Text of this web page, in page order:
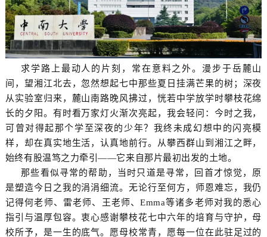
求学路上最动人的片刻，常在意料之外。漫步于岳麓山
间，望湘江北去，忽然想起七中那些夏日挂满芒果的树；深夜
从实验室归来，麓山南路晚风拂过，恍若中学放学时攀枝花绵
长的夕阳。有时看万家灯火渐次亮起，我会轻问：今时之我，
可曾对得起那个学至深夜的少年？我终未成幻想中的闪亮模
样，却在真实地生活，认真地前行。从攀西群山到湘江之畔，
始终有股温笃之力牵引——它来自那片最初出发的土地。
那些看似寻常的帮助，当时只道是寻常，回首才惊觉，原
是塑造今日之我的涓涓细流。无论行至何方，师恩难忘，我仍
记得何老师、雷老师、王老师、Emma等诸多老师对我的悉心
指引与温厚包容。衷心感谢攀枝花七中六年的培育与守护，母
校所予，是一生的底气。愿母校常青，愿每一位在此驻足过的